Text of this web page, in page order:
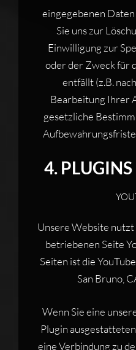
eingegebenen
Sie uns zur
Einwilligung zur
oder der Zweck für
entfällt (z.B.
Bearbeitung Ihrer
gesetzliche
4.
Unsere Website
betriebenen Seite
Seiten ist die
San Bruno,
Wenn Sie eine
Plugin
eine Verbindung zu